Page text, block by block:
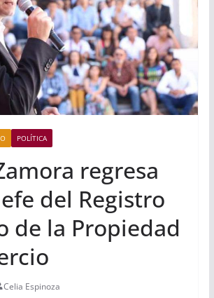
POLÍTICA
regresa
del Registro
de la Propiedad
Celia Espinoza